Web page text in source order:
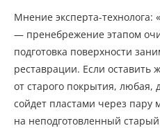
Мнение эксперта-
— пренебрежение этапом
подготовка поверхности
реставрации. Если оставить
от старого покрытия, любая,
сойдет пластами через пару
на неподготовленный